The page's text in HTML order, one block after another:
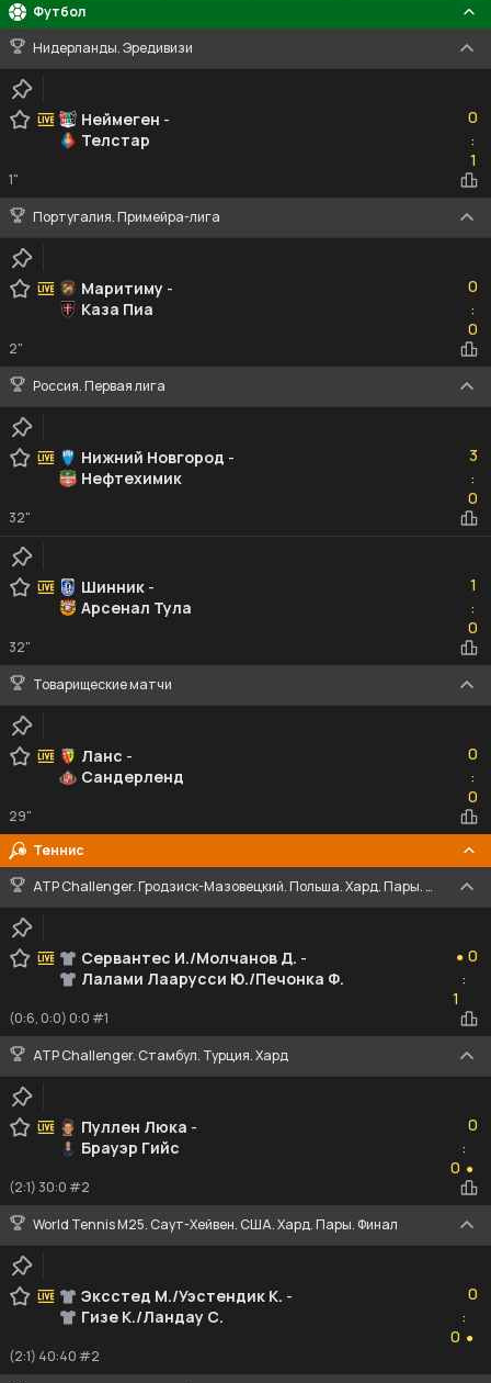
Футбол
Нидерланды. Эредивизи
Неймеген -
Телстар
0
:1
1
1"
Португалия. Примейра-лига
Маритиму -
Каза Пиа
0
:0
0
2"
Россия. Первая лига
Нижний Новгород -
Нефтехимик
3
:0
0
32"
Шинник -
Арсенал Тула
1
:0
0
32"
Товарищеские матчи
Ланс -
Сандерленд
0
:0
0
29"
Теннис
ATP Challenger. Гродзиск-Мазовецкий. Польша. Хард. Пары. Финал
Сервантес И./Молчанов Д. -
Лалами Лаарусси Ю./Печонка Ф.
● 0
:
1
(0:6, 0:0) 0:0 #1
ATP Challenger. Стамбул. Турция. Хард
Пуллен Люка -
Брауэр Гийс
0
:
0 ●
(2:1) 30:0 #2
World Tennis M25. Саут-Хейвен. США. Хард. Пары. Финал
Эксстед М./Уэстендик К. -
Гизе К./Ландау С.
0
:
0 ●
(2:1) 40:40 #2